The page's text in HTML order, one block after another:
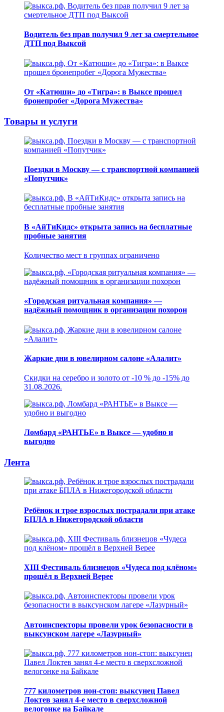
Водитель без прав получил 9 лет за смертельное
ДТП под Выксой
От «Катюши» до «Тигра»: в Выксе прошел
бронепробег «Дорога Мужества»
Товары и услуги
Поездки в Москву — с транспортной компанией
«Попутчик»
В «АйТиКидс» открыта запись на бесплатные
пробные занятия
Количество мест в группах ограничено
«Городская ритуальная компания» —
надёжный помощник в организации похорон
Жаркие дни в ювелирном салоне «Алалит»
Скидки на серебро и золото от -10 % до -15% до
31.08.2026.
Ломбард «РАНТЬЕ» в Выксе — удобно и
выгодно
Лента
Ребёнок и трое взрослых пострадали при атаке
БПЛА в Нижегородской области
XIII Фестиваль близнецов «Чудеса под клёном»
прошёл в Верхней Верее
Автоинспекторы провели урок безопасности в
выксунском лагере «Лазурный»
777 километров нон-стоп: выксунец Павел
Локтев занял 4-е место в сверхсложной
велогонке на Байкале